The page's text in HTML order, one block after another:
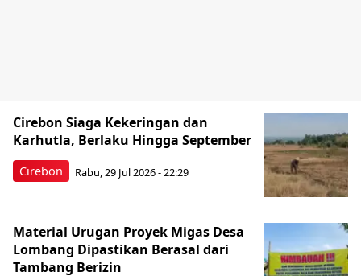
Cirebon
Cirebon Siaga Kekeringan dan
Karhutla, Berlaku Hingga September
Rabu, 29 Jul 2026 - 22:29
Material Urugan Proyek Migas Desa
Lombang Dipastikan Berasal dari
Tambang Berizin